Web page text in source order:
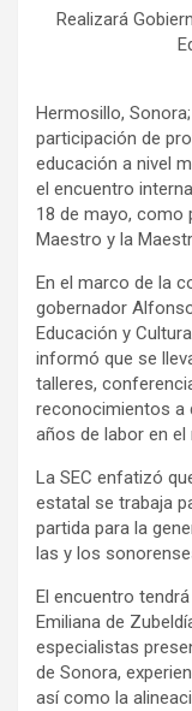
Realizará
Hermosillo,
participación de
educación a nivel
el encuentro
18 de mayo, como
Maestro y la
En el marco de la
gobernador
Educación y
informó que se
talleres,
reconocimientos a
años de labor en el
La SEC enfatizó
estatal se trabaja
partida para la
las y los
El encuentro
Emiliana de
especialistas
de Sonora,
así como la